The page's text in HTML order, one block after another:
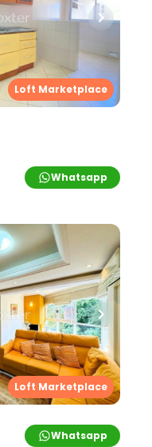
Loft Marketplace
81 - Novo
,Vila Nova,
Whatsapp
Loft Marketplace
banheiro•1vaga
,Vila Nova,
Whatsapp